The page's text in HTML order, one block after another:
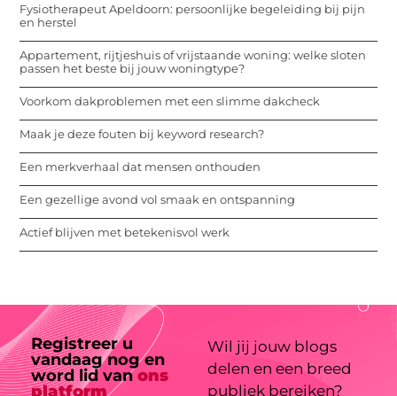
Fysiotherapeut Apeldoorn: persoonlijke begeleiding bij pijn
en herstel
Appartement, rijtjeshuis of vrijstaande woning: welke sloten
passen het beste bij jouw woningtype?
Voorkom dakproblemen met een slimme dakcheck
Maak je deze fouten bij keyword research?
Een merkverhaal dat mensen onthouden
Een gezellige avond vol smaak en ontspanning
Actief blijven met betekenisvol werk
Registreer u
vandaag nog en
word lid vanons
platform
Wil jij jouw blogs
delen en een breed
publiek bereiken?